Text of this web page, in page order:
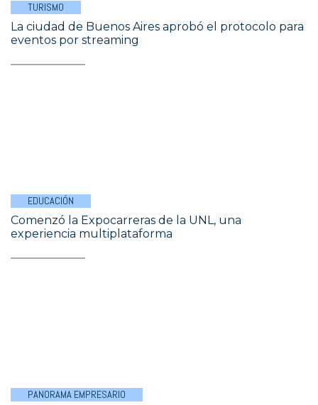
TURISMO
La ciudad de Buenos Aires aprobó el protocolo para
eventos por streaming
EDUCACIÓN
Comenzó la Expocarreras de la UNL, una
experiencia multiplataforma
PANORAMA EMPRESARIO